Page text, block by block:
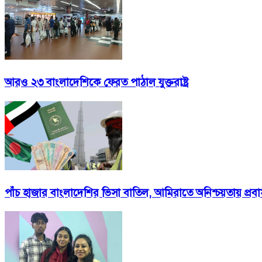
আরও ২৩ বাংলাদেশিকে ফেরত পাঠাল যুক্তরাষ্ট্র
পাঁচ হাজার বাংলাদেশির ভিসা বাতিল, আমিরাতে অনিশ্চয়তায়